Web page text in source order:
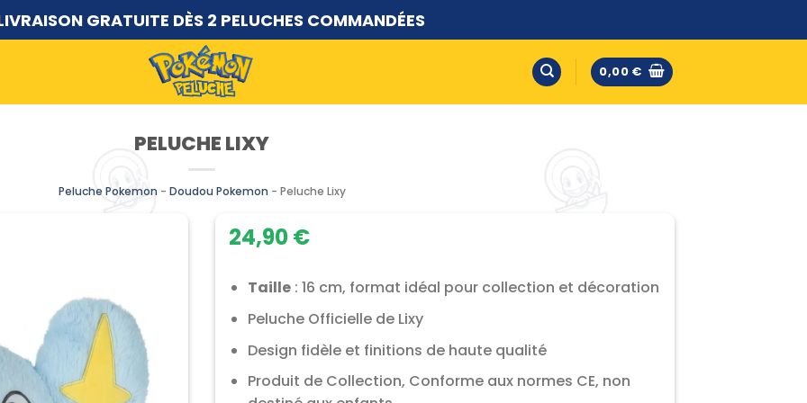
GRATUITE DÈS 2 PELUCHES COMMANDÉES
0,00 €
PELUCHE LIXY
Peluche Pokemon - Doudou Pokemon - Peluche Lixy
24,90€
Taille: 16 cm, format idéal pour collection et décoration
Peluche Officielle de Lixy
Design fidèle et finitions de haute qualité
Produit de Collection, Conforme aux normes CE, non